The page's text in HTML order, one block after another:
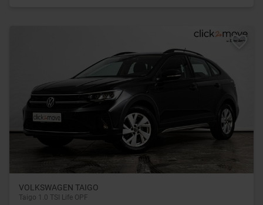
VOLKSWAGEN TAIGO
Taigo 1.0 TSI Life OPF